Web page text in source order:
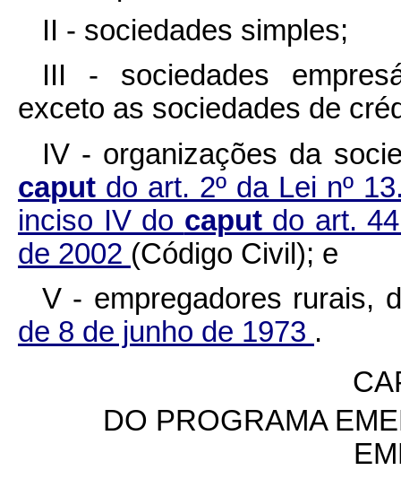
II - sociedades simples;
III - sociedades
exceto as sociedades de
IV - organizações da
caput do art. 2º da Lei nº
inciso IV do caput do art.
de 2002 (Código Civil); e
V - empregadores rurais,
de 8 de junho de 1973 .
DO PROGRAMA